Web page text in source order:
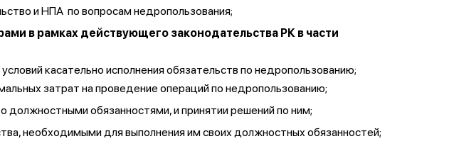
и НПА по вопросам недропользования;
в рамках действующего законодательства РК в части
касательно исполнения обязательств по недропользованию;
затрат на проведение операций по недропользованию;
должностными обязанностями, и принятии решений по ним;
необходимыми для выполнения им своих должностных обязанностей;